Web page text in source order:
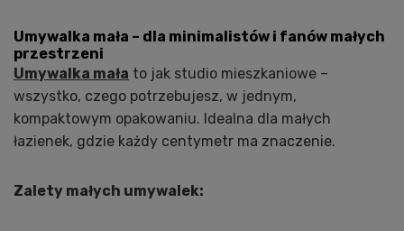
Umywalka mała – dla minimalistów i fanów małych
przestrzeni
Umywalka mała to jak studio mieszkaniowe –
wszystko, czego potrzebujesz, w jednym,
kompaktowym opakowaniu. Idealna dla małych
łazienek, gdzie każdy centymetr ma znaczenie.
Zalety małych umywalek: